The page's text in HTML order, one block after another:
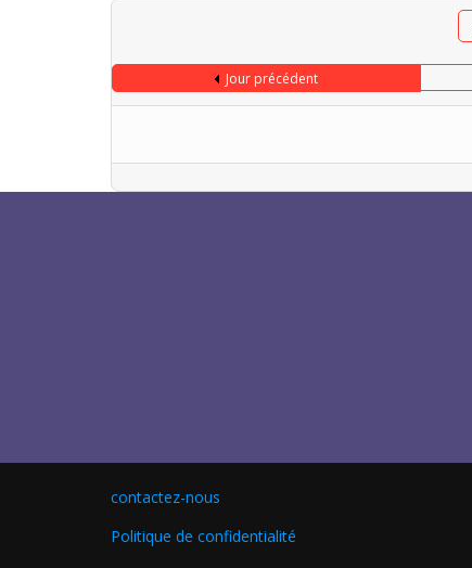
Jour précédent
contactez-nous
Politique de confidentialité